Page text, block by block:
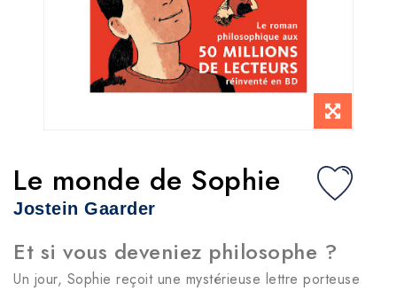
Le monde de Sophie
Jostein Gaarder
Et si vous deveniez philosophe ?
Un jour, Sophie reçoit une mystérieuse lettre porteuse